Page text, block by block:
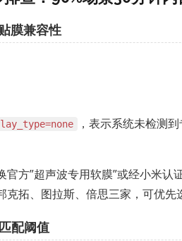
膜兼容性
，表示系统未检测
官方”超声波专用软膜”或经小米
克拓、图拉斯、倍思三家，可优先
配阈值